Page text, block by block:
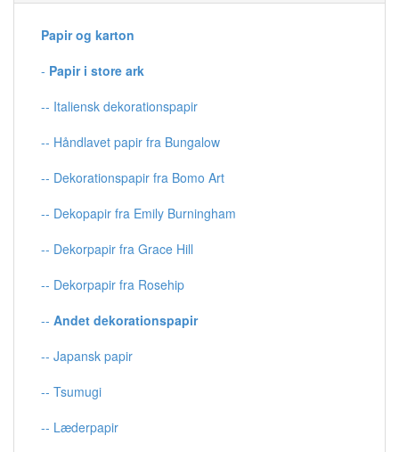
Papir og karton
- Papir i store ark
-- Italiensk dekorationspapir
-- Håndlavet papir fra Bungalow
-- Dekorationspapir fra Bomo Art
-- Dekopapir fra Emily Burningham
-- Dekorpapir fra Grace Hill
-- Dekorpapir fra Rosehip
-- Andet dekorationspapir
-- Japansk papir
-- Tsumugi
-- Læderpapir